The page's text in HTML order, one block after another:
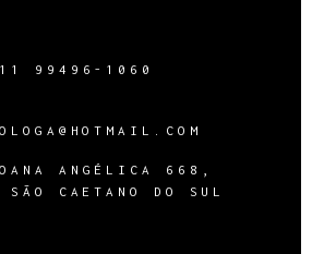
99496-1060
ANGÉLICA 668,
CAETANO DO SUL